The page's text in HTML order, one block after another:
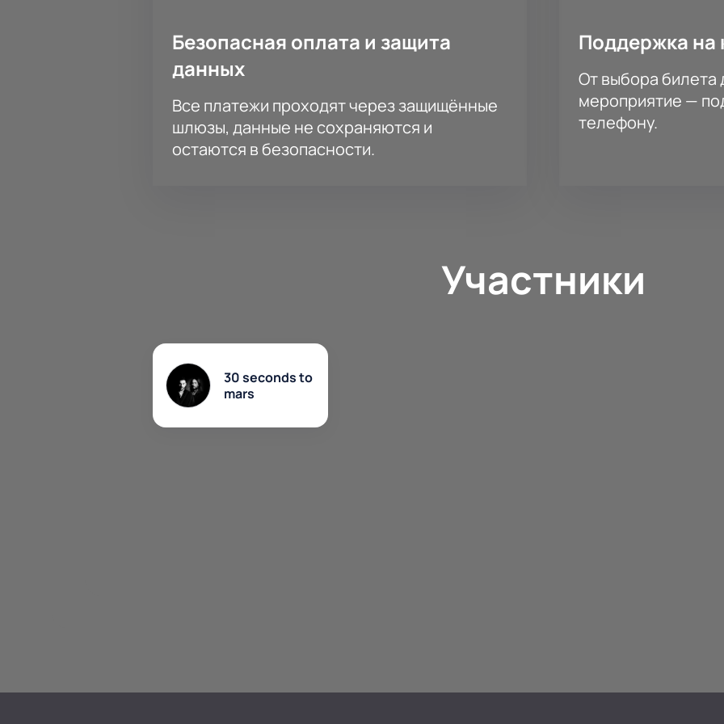
Безопасная оплата и защита
данных
Все платежи проходят через защищённые
шлюзы, данные не сохраняются и
остаются в безопасности.
Поддержка на
От выбора билета
мероприятие —
телефону.
Участники
30 seconds to
mars